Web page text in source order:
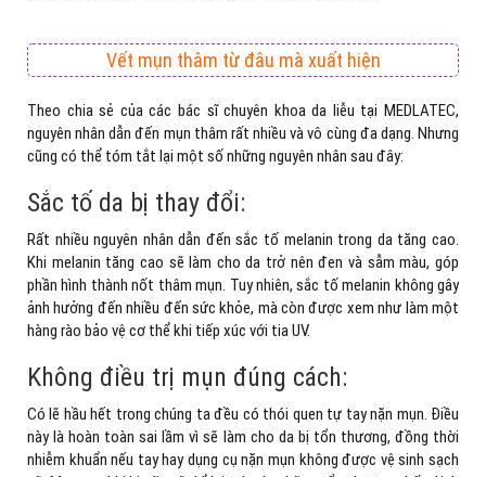
Vết mụn thâm từ đâu mà xuất hiện
Theo chia sẻ của các bác sĩ chuyên khoa da liễu tại MEDLATEC,
nguyên nhân dẫn đến mụn thâm rất nhiều và vô cùng đa dạng. Nhưng
cũng có thể tóm tắt lại một số những nguyên nhân sau đây:
Sắc tố da bị thay đổi:
Rất nhiều nguyên nhân dẫn đến sắc tố melanin trong da tăng cao.
Khi melanin tăng cao sẽ làm cho da trở nên đen và sẫm màu, góp
phần hình thành nốt thâm mụn. Tuy nhiên, sắc tố melanin không gây
ảnh hưởng đến nhiều đến sức khỏe, mà còn được xem như làm một
hàng rào bảo vệ cơ thể khi tiếp xúc với tia UV.
Không điều trị mụn đúng cách:
Có lẽ hầu hết trong chúng ta đều có thói quen tự tay nặn mụn. Điều
này là hoàn toàn sai lầm vì sẽ làm cho da bị tổn thương, đồng thời
nhiễm khuẩn nếu tay hay dụng cụ nặn mụn không được vệ sinh sạch